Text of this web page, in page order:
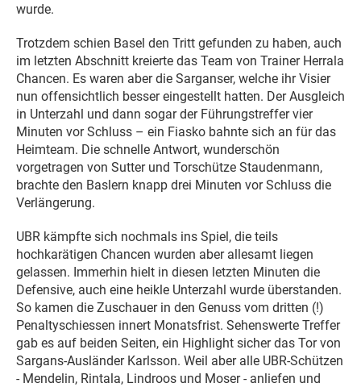
wurde.
Trotzdem schien Basel den Tritt gefunden zu haben, auch
im letzten Abschnitt kreierte das Team von Trainer Herrala
Chancen. Es waren aber die Sarganser, welche ihr Visier
nun offensichtlich besser eingestellt hatten. Der Ausgleich
in Unterzahl und dann sogar der Führungstreffer vier
Minuten vor Schluss – ein Fiasko bahnte sich an für das
Heimteam. Die schnelle Antwort, wunderschön
vorgetragen von Sutter und Torschütze Staudenmann,
brachte den Baslern knapp drei Minuten vor Schluss die
Verlängerung.
UBR kämpfte sich nochmals ins Spiel, die teils
hochkarätigen Chancen wurden aber allesamt liegen
gelassen. Immerhin hielt in diesen letzten Minuten die
Defensive, auch eine heikle Unterzahl wurde überstanden.
So kamen die Zuschauer in den Genuss vom dritten (!)
Penaltyschiessen innert Monatsfrist. Sehenswerte Treffer
gab es auf beiden Seiten, ein Highlight sicher das Tor von
Sargans-Ausländer Karlsson. Weil aber alle UBR-Schützen
- Mendelin, Rintala, Lindroos und Moser - anliefen und